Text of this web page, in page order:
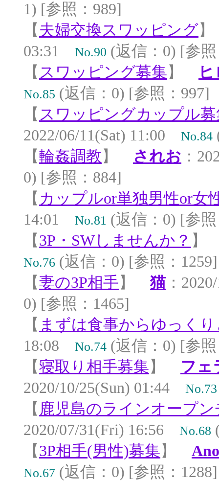
1) [参照：989]
【 夫婦交換スワッピング
03:31 No.90 (返信：0) [参
【 スワッピング募集 】
No.85 (返信：0) [参照：997]
【 スワッピングカップル
2022/06/11(Sat) 11:00 No.84
【輪姦調教 】 されお ：
0) [参照：884]
【 カップルor単独男性or女
14:01 No.81 (返信：0) [参
【 3P・SWしませんか？
No.76 (返信：0) [参照：1259]
【妻の3P相手 】 猫：
0) [参照：1465]
【 まずは食事からゆっく
18:08 No.74 (返信：0) [参
【寝取り相手募集 】 フェ
2020/10/25(Sun) 01:44 No.73
【 鹿児島のラインオープ
2020/07/31(Fri) 16:56 No.68
【 3P相手(男性)募集 】
No.67 (返信：0) [参照：1288]